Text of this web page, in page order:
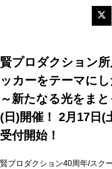
賢プロダクション
ッカーをテーマに
～新たなる光をま
(日)開催！ 2月17日
受付開始！
賢プロダクション40周年/スク